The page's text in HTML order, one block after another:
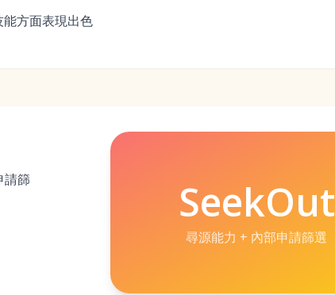
方面表現出色
請篩
SeekOut
尋源能力 + 內部申請篩選